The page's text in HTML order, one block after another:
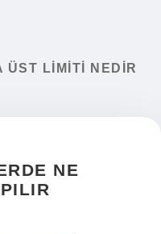
ÜST LIMITI NEDIR
NE